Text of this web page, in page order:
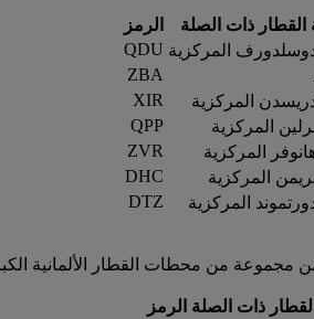
ذات الصلة
الرمز
المركزية QDU
ZBA
المركزية
XIR
المركزية
QPP
المركزية
ZVR
المركزية
DHC
المركزية DTZ
مجموعة من محطات القطار الألمانية
ذات الصلة الرمز